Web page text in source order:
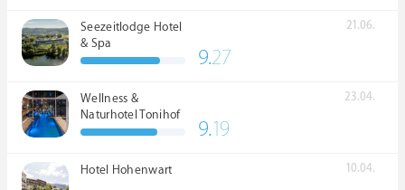
Seezeitlodge Hotel
& Spa
21.06.
9.27
Wellness &
Naturhotel Tonihof
****S
23.04.
9.19
Hotel Hohenwart 10.04.